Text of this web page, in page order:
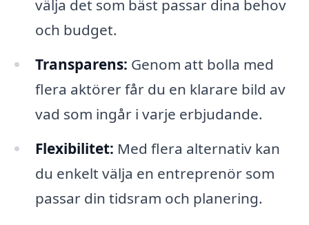
välja det som bäst passar dina behov
och budget.
Transparens: Genom att bolla med
flera aktörer får du en klarare bild av
vad som ingår i varje erbjudande.
Flexibilitet: Med flera alternativ kan
du enkelt välja en entreprenör som
passar din tidsram och planering.